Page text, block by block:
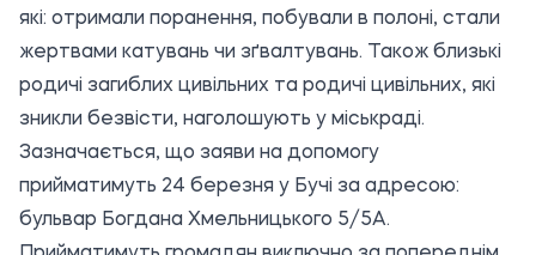
які: отримали поранення, побували в полоні, стали
жертвами катувань чи зґвалтувань. Також близькі
родичі загиблих цивільних та родичі цивільних, які
зникли безвісти, наголошують у міськраді.
Зазначається, що заяви на допомогу
прийматимуть 24 березня у Бучі за адресою:
бульвар Богдана Хмельницького 5/5А.